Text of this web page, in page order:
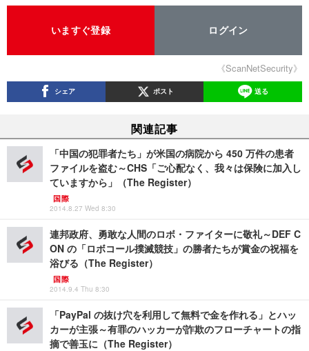
いますぐ登録 ログイン
《ScanNetSecurity》
シェア ポスト 送る
関連記事
「中国の犯罪者たち」が米国の病院から 450 万件の患者
ファイルを盗む～CHS「ご心配なく、我々は保険に加入し
ていますから」（The Register）
国際
2014.8.27 Wed 8:30
連邦政府、勇敢な人間のロボ・ファイターに敬礼～DEF C
ON の「ロボコール撲滅競技」の勝者たちが賞金の祝福を
浴びる（The Register）
国際
2014.9.4 Thu 8:30
「PayPal の抜け穴を利用して無料で金を作れる」とハッ
カーが主張～有罪のハッカーが詐欺のフローチャートの指
摘で善玉に（The Register）